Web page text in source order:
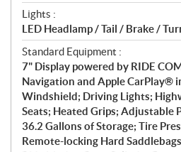
Lights :
LED Headlamp / Tail / Brake /
Standard Equipment :
7" Display powered by RIDE
Navigation and Apple CarPlay®
Windshield; Driving Lights;
Seats; Heated Grips; Adjustable
36.2 Gallons of Storage; Tire
Remote-locking Hard